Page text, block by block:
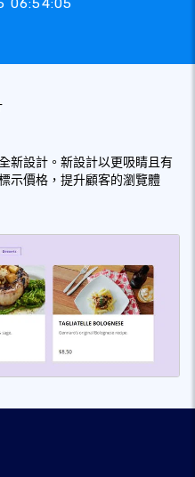
06:54:05
新設計。新設計以更吸睛且有
示價格，提升顧客的瀏覽體